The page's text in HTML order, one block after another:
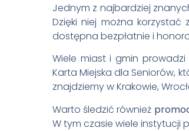
Jednym z najbardziej
Dzięki niej można
dostępna bezpłatnie i
Wiele miast i gmin prowadzi
Karta Miejska dla Seniorów,
znajdziemy w Krakowie,
Warto śledzić również
W tym czasie wiele